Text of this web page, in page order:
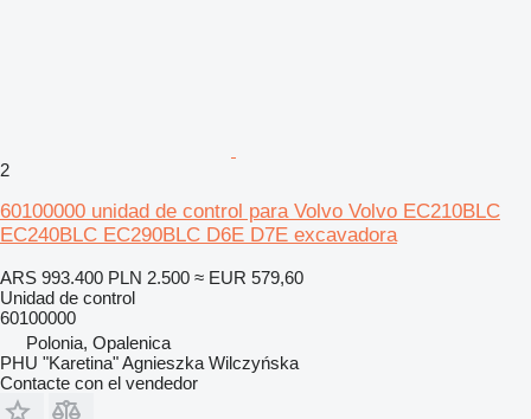
2
60100000 unidad de control para Volvo Volvo EC210BLC
EC240BLC EC290BLC D6E D7E excavadora
ARS 993.400 PLN 2.500 ≈ EUR 579,60
Unidad de control
60100000
Polonia, Opalenica
PHU "Karetina" Agnieszka Wilczyńska
Contacte con el vendedor